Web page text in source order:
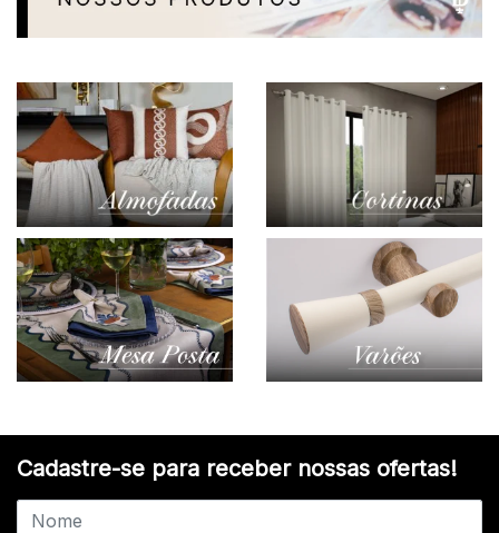
Cadastre-se para receber nossas ofertas!